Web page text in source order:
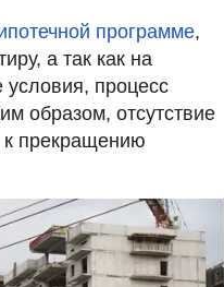
программе,
а так как на
условия, процесс
образом, отсутствие
к прекращению